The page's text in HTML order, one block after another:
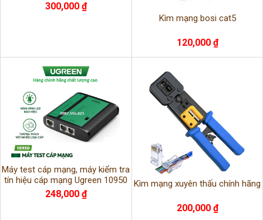
300,000 ₫
Kìm mạng bosi cat5
120,000 ₫
Máy test cáp mạng, máy kiểm tra
tín hiệu cáp mạng Ugreen 10950
chính hãng
248,000 ₫
Kìm mạng xuyên thấu chính hãng
200,000 ₫